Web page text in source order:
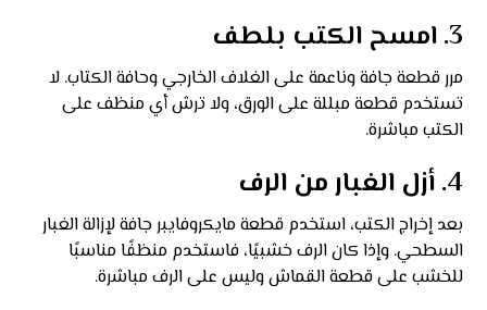
3. امسح الكتب بلطف
مرر قطعة جافة وناعمة على الغلاف الخارجي وحافة الكتاب. لا
تستخدم قطعة مبللة على الورق، ولا ترش أي منظف على
الكتب مباشرة.
4. أزل الغبار من الرف
بعد إخراج الكتب، استخدم قطعة مايكروفايبر جافة لإزالة الغبار
السطحي. وإذا كان الرف خشبيًا، فاستخدم منظفًا مناسبًا
للخشب على قطعة القماش وليس على الرف مباشرة.